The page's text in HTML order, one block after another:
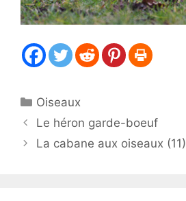
Catégories
Oiseaux
Le héron garde-boeuf
La cabane aux oiseaux (11)